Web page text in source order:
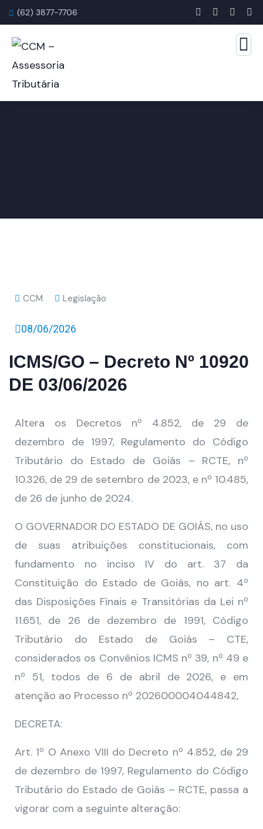
(62) 3877-7706
CCM Legislação
08/06/2026
ICMS/GO – Decreto Nº 10920
DE 03/06/2026
Altera os Decretos nº 4.852, de 29 de
dezembro de 1997, Regulamento do Código
Tributário do Estado de Goiás – RCTE, nº
10.326, de 29 de setembro de 2023, e nº 10.485,
de 26 de junho de 2024.
O GOVERNADOR DO ESTADO DE GOIÁS, no uso
de suas atribuições constitucionais, com
fundamento no inciso IV do art. 37 da
Constituição do Estado de Goiás, no art. 4º
das Disposições Finais e Transitórias da Lei nº
11.651, de 26 de dezembro de 1991, Código
Tributário do Estado de Goiás – CTE,
considerados os Convênios ICMS nº 39, nº 49 e
nº 51, todos de 6 de abril de 2026, e em
atenção ao Processo nº 202600004044842,
DECRETA:
Art. 1º O Anexo VIII do Decreto nº 4.852, de 29
de dezembro de 1997, Regulamento do Código
Tributário do Estado de Goiás – RCTE, passa a
vigorar com a seguinte alteração: